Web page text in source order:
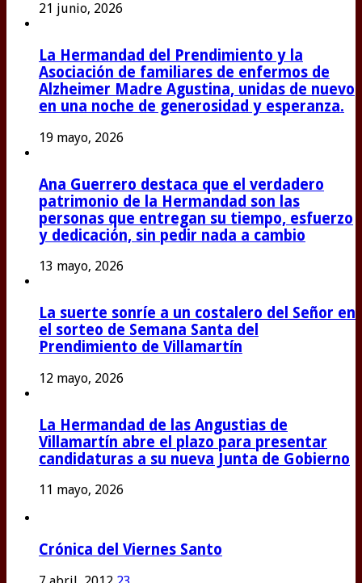
21 junio, 2026
La Hermandad del Prendimiento y la
Asociación de familiares de enfermos de
Alzheimer Madre Agustina, unidas de nuevo
en una noche de generosidad y esperanza.
19 mayo, 2026
Ana Guerrero destaca que el verdadero
patrimonio de la Hermandad son las
personas que entregan su tiempo, esfuerzo
y dedicación, sin pedir nada a cambio
13 mayo, 2026
La suerte sonríe a un costalero del Señor en
el sorteo de Semana Santa del
Prendimiento de Villamartín
12 mayo, 2026
La Hermandad de las Angustias de
Villamartín abre el plazo para presentar
candidaturas a su nueva Junta de Gobierno
11 mayo, 2026
Crónica del Viernes Santo